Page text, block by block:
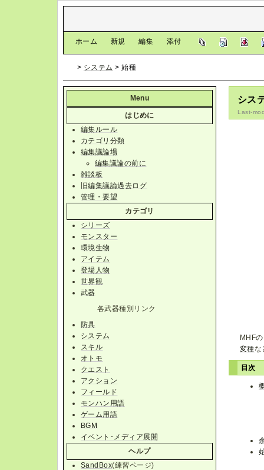
ホーム 新規 編集 添付
> システム > 始種
シス
Last-
MHF
変種な
目次
Menu
はじめに
編集ルール
カテゴリ分類
編集議論場
編集議論の前に
雑談板
旧編集議論過去ログ
管理・要望
カテゴリ
シリーズ
モンスター
環境生物
アイテム
登場人物
世界観
武器
各武器種別リンク
防具
システム
スキル
オトモ
クエスト
アクション
フィールド
モンハン用語
ゲーム用語
BGM
イベント･メディア展開
ヘルプ
SandBox(練習ページ)